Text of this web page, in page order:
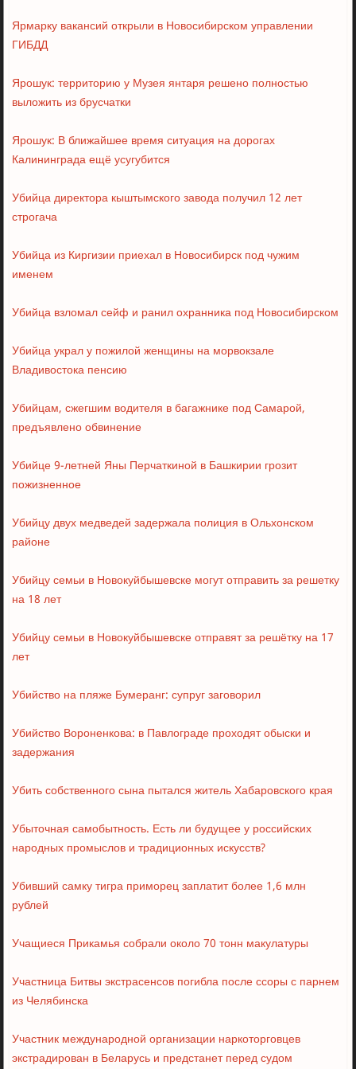
Ярмарку вакансий открыли в Новосибирском управлении
ГИБДД
Ярошук: территорию у Музея янтаря решено полностью
выложить из брусчатки
Ярошук: В ближайшее время ситуация на дорогах
Калининграда ещё усугубится
Убийца директора кыштымского завода получил 12 лет
строгача
Убийца из Киргизии приехал в Новосибирск под чужим
именем
Убийца взломал сейф и ранил охранника под Новосибирском
Убийца украл у пожилой женщины на морвокзале
Владивостока пенсию
Убийцам, сжегшим водителя в багажнике под Самарой,
предъявлено обвинение
Убийце 9-летней Яны Перчаткиной в Башкирии грозит
пожизненное
Убийцу двух медведей задержала полиция в Ольхонском
районе
Убийцу семьи в Новокуйбышевске могут отправить за решетку
на 18 лет
Убийцу семьи в Новокуйбышевске отправят за решётку на 17
лет
Убийство на пляже Бумеранг: супруг заговорил
Убийство Вороненкова: в Павлограде проходят обыски и
задержания
Убить собственного сына пытался житель Хабаровского края
Убыточная самобытность. Есть ли будущее у российских
народных промыслов и традиционных искусств?
Убивший самку тигра приморец заплатит более 1,6 млн
рублей
Учащиеся Прикамья собрали около 70 тонн макулатуры
Участница Битвы экстрасенсов погибла после ссоры с парнем
из Челябинска
Участник международной организации наркоторговцев
экстрадирован в Беларусь и предстанет перед судом